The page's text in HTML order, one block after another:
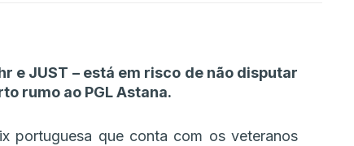
e JUST – está em risco de não disputar
rumo ao PGL Astana.
portuguesa que conta com os veteranos